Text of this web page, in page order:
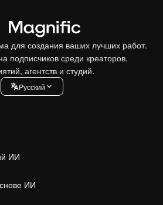
для создания ваших лучших работ.
подписчиков среди креаторов,
агентств и студий.
Pусский
ИИ
ИИ